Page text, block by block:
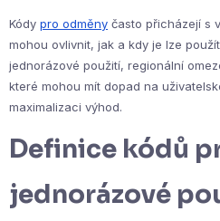
Kódy pro odměny často přicházejí s
mohou ovlivnit, jak a kdy je lze
jednorázové použití, regionální
které mohou mít dopad na
maximalizaci výhod.
Definice kódů
jednorázové